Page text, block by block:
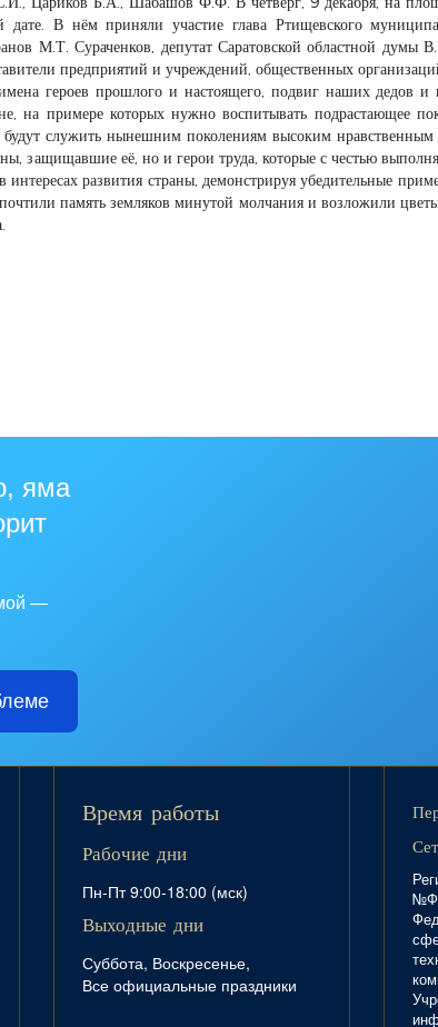
дате. В нём приняли участие глава Ртищевского
М.Т. Сураченков, депутат Саратовской областной думы
предприятий и учреждений, общественных
героев прошлого и настоящего, подвиг наших дедов и
на примере которых нужно воспитывать подрастающее
будут служить нынешним поколениям высоким
защищавшие её, но и герои труда, которые с честью
интересах развития страны, демонстрируя убедительные
память земляков минутой молчания и возложили
яма
—
Время работы
Рабочие дни
Пн-Пт 9:00-18:00 (мск)
Выходные дни
Суббота, Воскресенье,
Все официальные праздники